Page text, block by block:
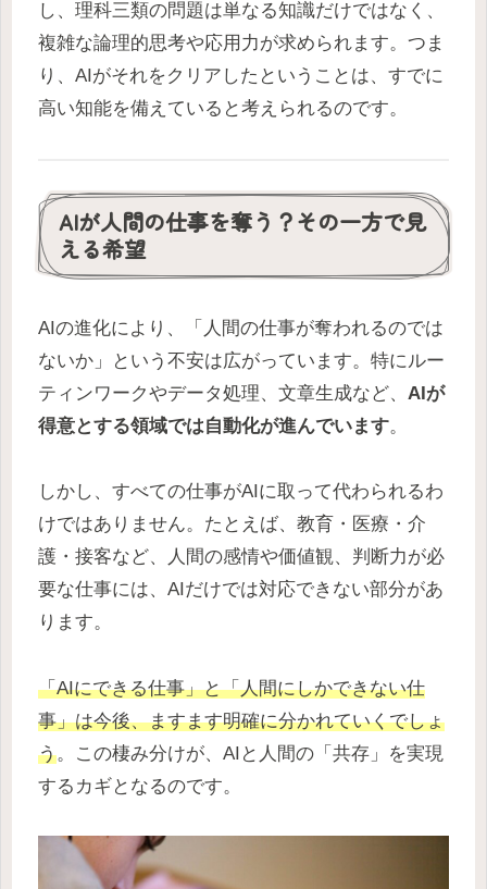
し、理科三類の問題は単なる知識だけではなく、
複雑な論理的思考や応用力が求められます。つま
り、AIがそれをクリアしたということは、すでに
高い知能を備えていると考えられるのです。
AIが人間の仕事を奪う？その一方で見
える希望
AIの進化により、「人間の仕事が奪われるのでは
ないか」という不安は広がっています。特にルー
ティンワークやデータ処理、文章生成など、 AIが
得意とする領域では自動化が進んでいます。
しかし、すべての仕事がAIに取って代わられるわ
けではありません。たとえば、教育・医療・介
護・接客など、人間の感情や価値観、判断力が必
要な仕事には、AIだけでは対応できない部分があ
ります。
「AIにできる仕事」と「人間にしかできない仕
事」は今後、ますます明確に分かれていくでしょ
う。この棲み分けが、AIと人間の「共存」を実現
するカギとなるのです。